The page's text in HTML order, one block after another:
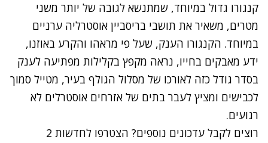
קנגורו גדול במיוחד, שמתנשא לגובה של יותר משני
מטרים, משאיר את תושבי בריסביין אוסטרליה ערניים
במיוחד. הקנגורו הענק, שעל פי מראהו והקרע באוזנו,
ידע מאבקים בחייו, נראה מקפץ בקלילות מפתיעה לענק
בסדר גודל כזה לאורכו של מסלול הגולף בעיר, מטייל סמוך
לכבישים ומציץ לעבר בתים של אזרחים אוסטרלים לא
רגועים.
רוצים לקבל עדכונים נוספים? הצטרפו לחדשות 2